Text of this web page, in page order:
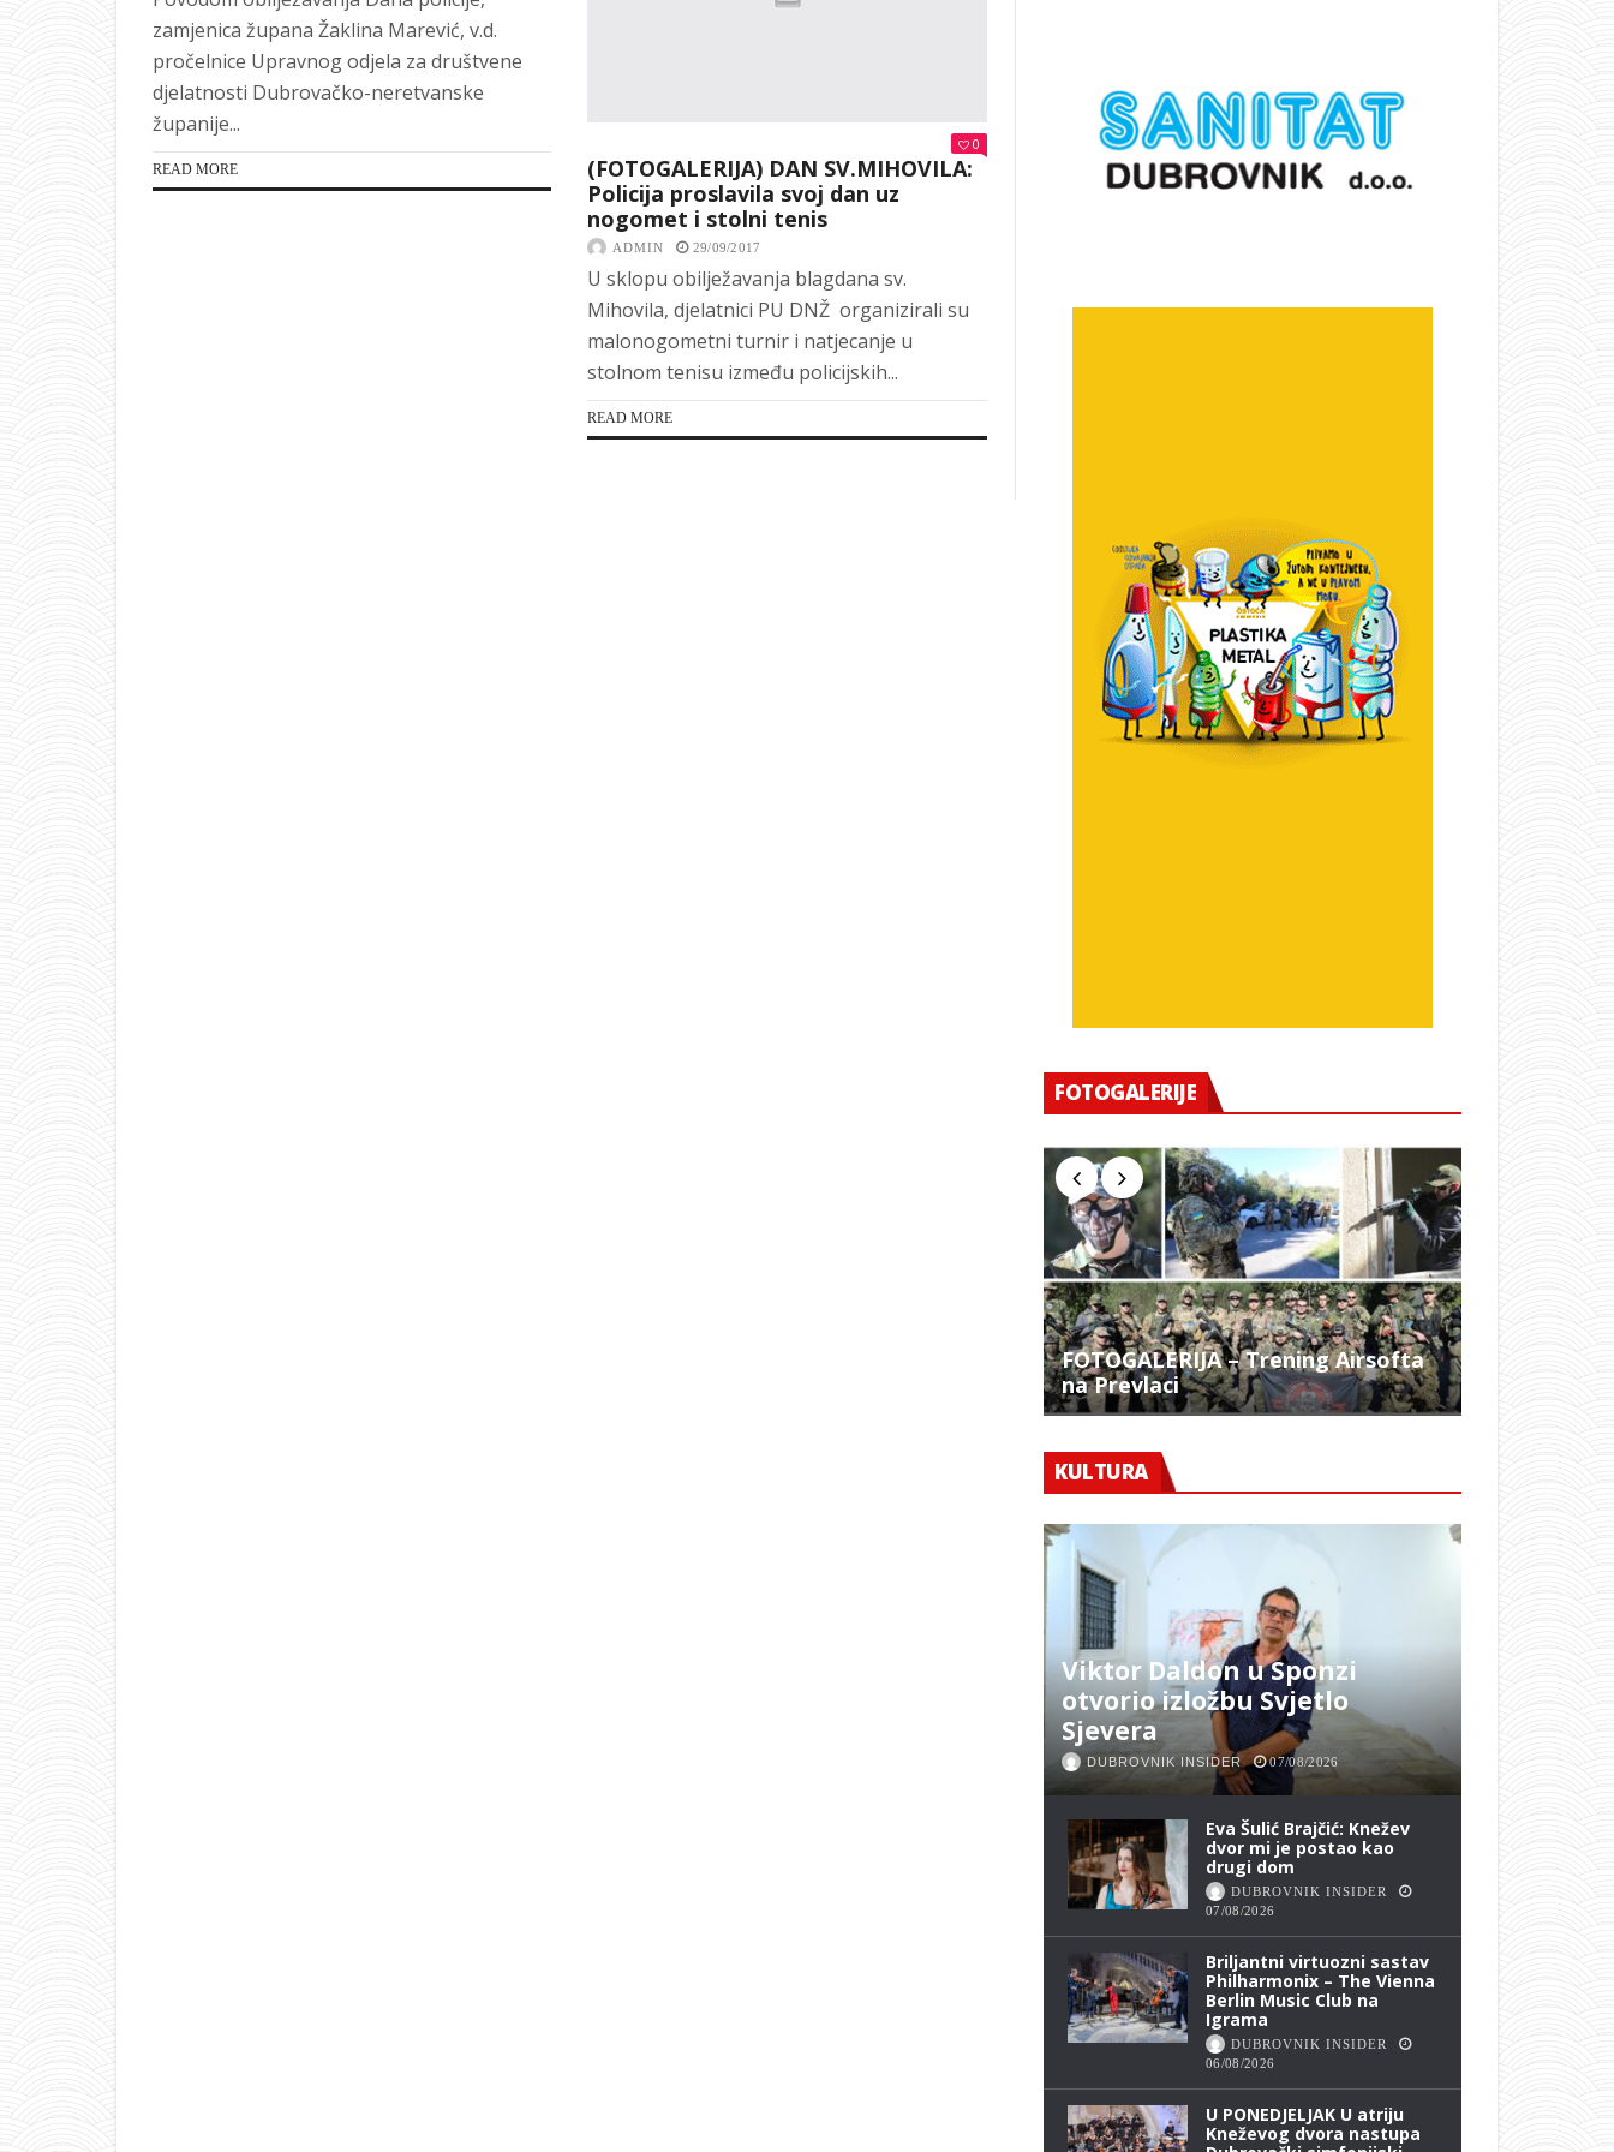
zamjenica župana Žaklina Marević, v.d.
pročelnice Upravnog odjela za društvene
djelatnosti Dubrovačko-neretvanske
županije...
READ MORE
0
(FOTOGALERIJA) DAN SV.MIHOVILA:
Policija proslavila svoj dan uz
nogomet i stolni tenis
ADMIN 29/09/2017
U sklopu obilježavanja blagdana sv.
Mihovila, djelatnici PU DNŽ organizirali su
malonogometni turnir i natjecanje u
stolnom tenisu između policijskih...
READ MORE
FOTOGALERIJE
FOTOGALERIJA – Trening Airsofta
na Prevlaci
FOTO –
KULTURA
Viktor Daldon u Sponzi
otvorio izložbu Svjetlo
Sjevera
DUBROVNIK INSIDER 07/08/2026
Eva Šulić Brajčić: Knežev
dvor mi je postao kao
drugi dom
DUBROVNIK INSIDER
07/08/2026
Briljantni virtuozni sastav
Philharmonix – The Vienna
Berlin Music Club na
Igrama
DUBROVNIK INSIDER
06/08/2026
U PONEDJELJAK U atriju
Kneževog dvora nastupa